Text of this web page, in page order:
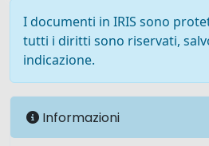
I documenti in IRIS sono
tutti i diritti sono riservati,
indicazione.
Informazioni